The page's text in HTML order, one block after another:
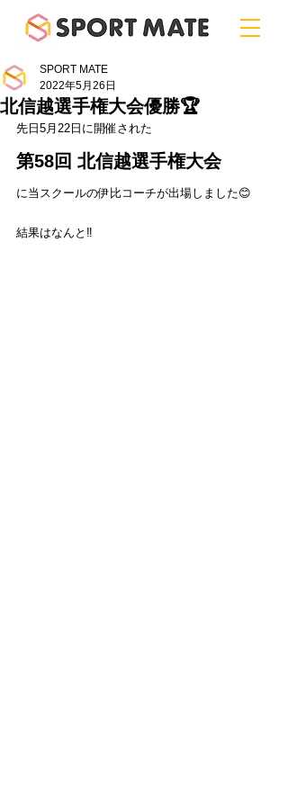
北信越選手権大会優勝🏆
SPORT MATE
2022年5月26日
先日5月22日に開催された
第58回 北信越選手権大会
に当スクールの伊比コーチが出場しました😊
結果はなんと‼️